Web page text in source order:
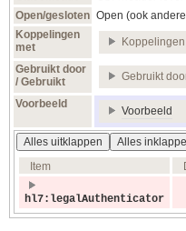
Open/gesloten Open (ook
Koppelingen
met
Gebruikt door
/ Gebruikt
Gebruikt
Voorbeeld
Voorbeeld
Alles uitklappen
Alles
Item
hl7:legalAuthenticator